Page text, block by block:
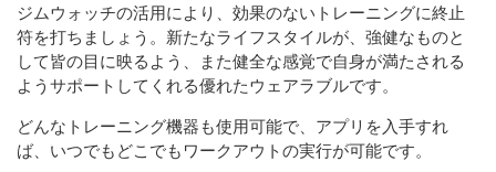
ジムウォッチの活用により、効果のないトレーニングに終止
符を打ちましょう。新たなライフスタイルが、強健なものと
して皆の目に映るよう、また健全な感覚で自身が満たされる
ようサポートしてくれる優れたウェアラブルです。
どんなトレーニング機器も使用可能で、アプリを入手すれ
ば、いつでもどこでもワークアウトの実行が可能です。